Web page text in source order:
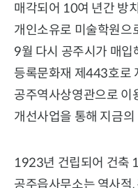
매각되어 10여 년간 방
개인소유로 미술학원으
9월 다시 공주시가 매
등록문화재 제443호로
공주역사상영관으로
개선사업을 통해 지금
1923년 건립되어 건축
공주읍사무소는 역사적